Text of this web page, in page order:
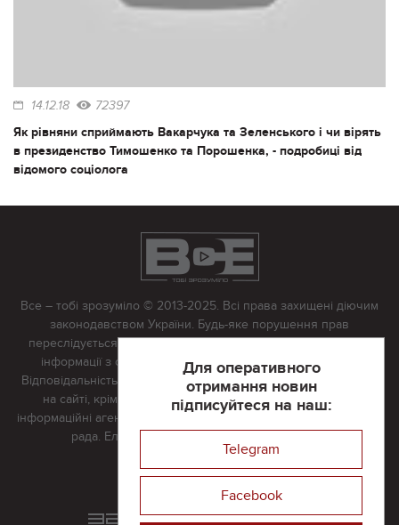
14.12.18 72397
Як рівняни сприймають Вакарчука та Зеленського і чи вірять
в президенство Тимошенко та Порошенка, - подробиці від
відомого соціолога
Для оперативного
отримання новин
підписуйтеся на наш:
Telegram
Facebook
Все – тобі зрозуміло © 2013-2025. Всі права захищені діючим
законодавством України. Будь-яке порушення прав
переслідується в судовому порядку. Будь-яке відтворення
інформації з сайту тільки з письмово дозволу редакції.
Відповідальність за достовірність усіх матеріалів, розміщених
на сайті, крім матеріалів, які містять посилання на інші
інформаційні агентства або інтернет-видання, несе редакційна
рада. Електронна пошта:
Реклама на сайті
Розроблений та підтримується